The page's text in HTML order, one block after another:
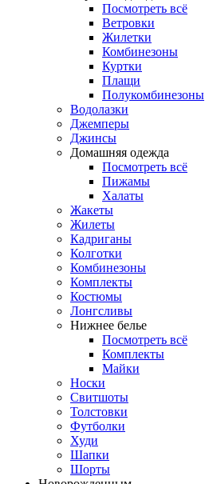
Посмотреть всё
Ветровки
Жилетки
Комбинезоны
Куртки
Плащи
Полукомбинезоны
Водолазки
Джемперы
Джинсы
Домашняя одежда
Посмотреть всё
Пижамы
Халаты
Жакеты
Жилеты
Кадриганы
Колготки
Комбинезоны
Комплекты
Костюмы
Лонгсливы
Нижнее белье
Посмотреть всё
Комплекты
Майки
Носки
Свитшоты
Толстовки
Футболки
Худи
Шапки
Шорты